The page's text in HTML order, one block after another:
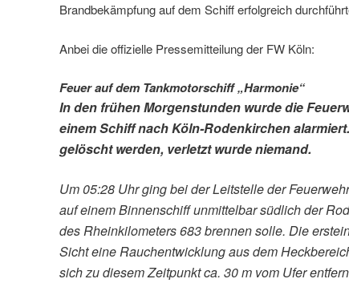
Brandbekämpfung auf dem Schiff erfolgreich
Anbei die offizielle Pressemitteilung der FW Köln:
Feuer auf dem Tankmotorschiff „Harmonie“
In den frühen Morgenstunden wurde die
einem Schiff nach Köln-Rodenkirchen
gelöscht werden, verletzt wurde niemand.
Um 05:28 Uhr ging bei der Leitstelle der
auf einem Binnenschiff unmittelbar südlich der
des Rheinkilometers 683 brennen solle. Die
Sicht eine Rauchentwicklung aus dem
sich zu diesem Zeitpunkt ca. 30 m vom Ufer